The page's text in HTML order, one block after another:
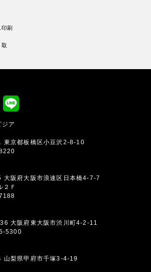
刷
取
ア
東京都板橋区小豆沢2-8-10
大阪府大阪市浪速区日本橋4-7-7
２Ｆ
大阪府東大阪市渋川町4-2-11
5300
山梨県甲府市千塚3-4-19